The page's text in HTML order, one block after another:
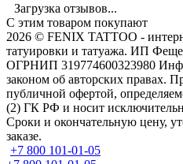
Загрузка отзывов...
С этим товаром покупают
2026 © FENIX TATTOO -
татуировки и татуажа. ИП
ОГРНИП 319774600323980
законом об авторских правах.
публичной офертой,
(2) ГК РФ и носит
Сроки и окончательную цену,
заказе.
+7 800 101-01-05